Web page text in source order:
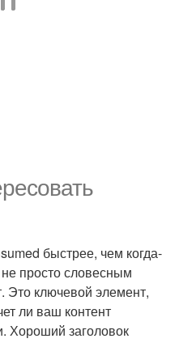
быстрее, чем когда-
просто словесным
Это ключевой элемент,
ли ваш контент
Хороший заголовок